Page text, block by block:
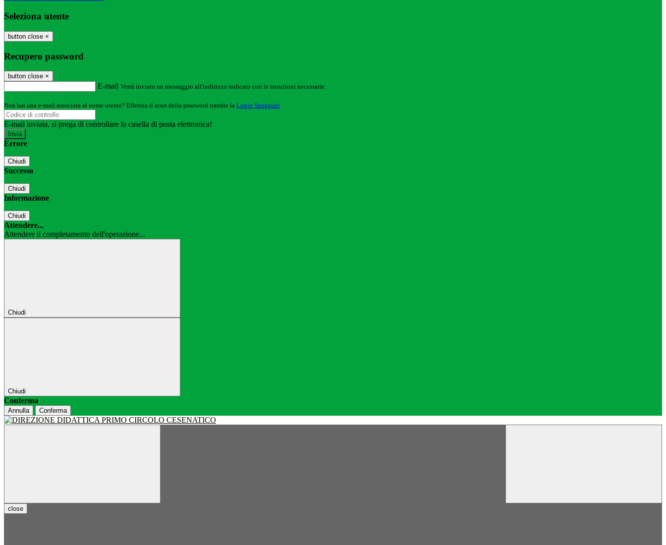
Seleziona utente
button close ×
Recupero password
button close ×
E-mail Verrà inviato un messaggio all'indirizzo indicato con le istruzioni necessarie.
Non hai una e-mail associata al nome utente? Effettua il reset della password tramite la Login Spaggiari
E-mail inviata, si prega di controllare la casella di posta elettronica!
Errore
Chiudi
Successo
Chiudi
Informazione
Chiudi
Attendere...
Attendere il completamento dell'operazione...
Chiudi
Chiudi
Conferma
Annulla Conferma
close